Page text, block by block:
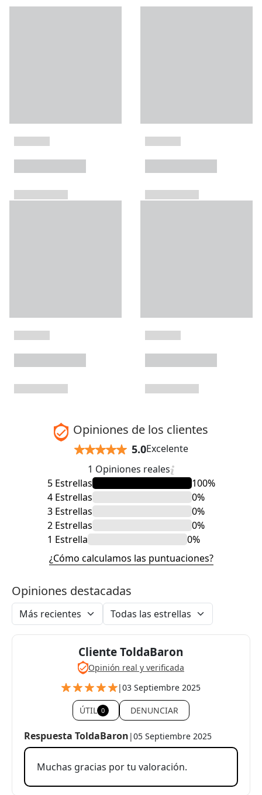
Opiniones de los clientes
5.0Excelente
1 Opiniones reales
5 Estrellas
100%
4 Estrellas
0%
3 Estrellas
0%
2 Estrellas
0%
1 Estrella
0%
¿Cómo calculamos las puntuaciones?
Opiniones destacadas
Cliente ToldaBaron
Opinión real y verificada
|03 Septiembre 2025
ÚTIL 0 DENUNCIAR
Respuesta ToldaBaron |05 Septiembre 2025
Muchas gracias por tu valoración.